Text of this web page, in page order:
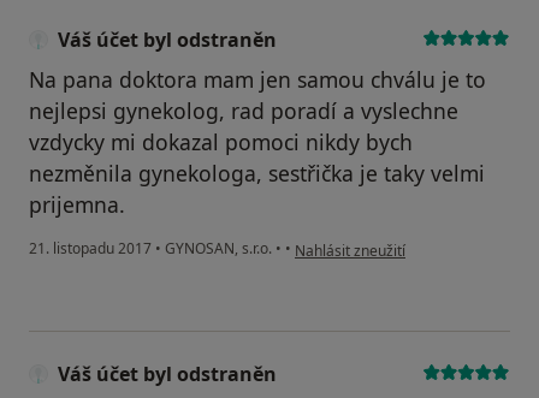
Váš účet byl odstraněn
Na pana doktora mam jen samou chválu je to
nejlepsi gynekolog, rad poradí a vyslechne
vzdycky mi dokazal pomoci nikdy bych
nezměnila gynekologa, sestřička je taky velmi
prijemna.
21. listopadu 2017 • GYNOSAN, s.r.o. • • podle názoru uživatele Váš účet byl
Nahlásit zneužití
Váš účet byl odstraněn